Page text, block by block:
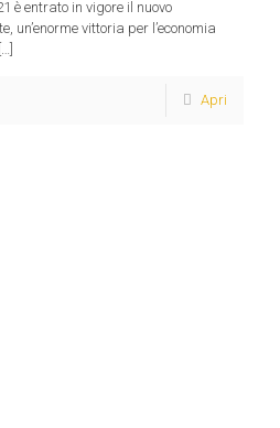
è entrato in vigore il nuovo
un’enorme vittoria per l’economia
[…]
Apri